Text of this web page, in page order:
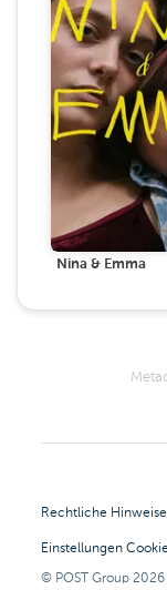
Nina & Emma
Rechtliche Hinweise
Einstellungen
© POST Group2026